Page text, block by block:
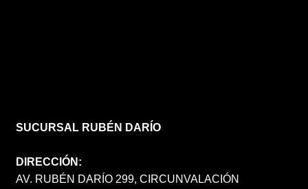
SUCURSAL RUBÉN DARÍO
DIRECCIÓN:
AV. RUBÉN DARÍO 299, CIRCUNVALACIÓN